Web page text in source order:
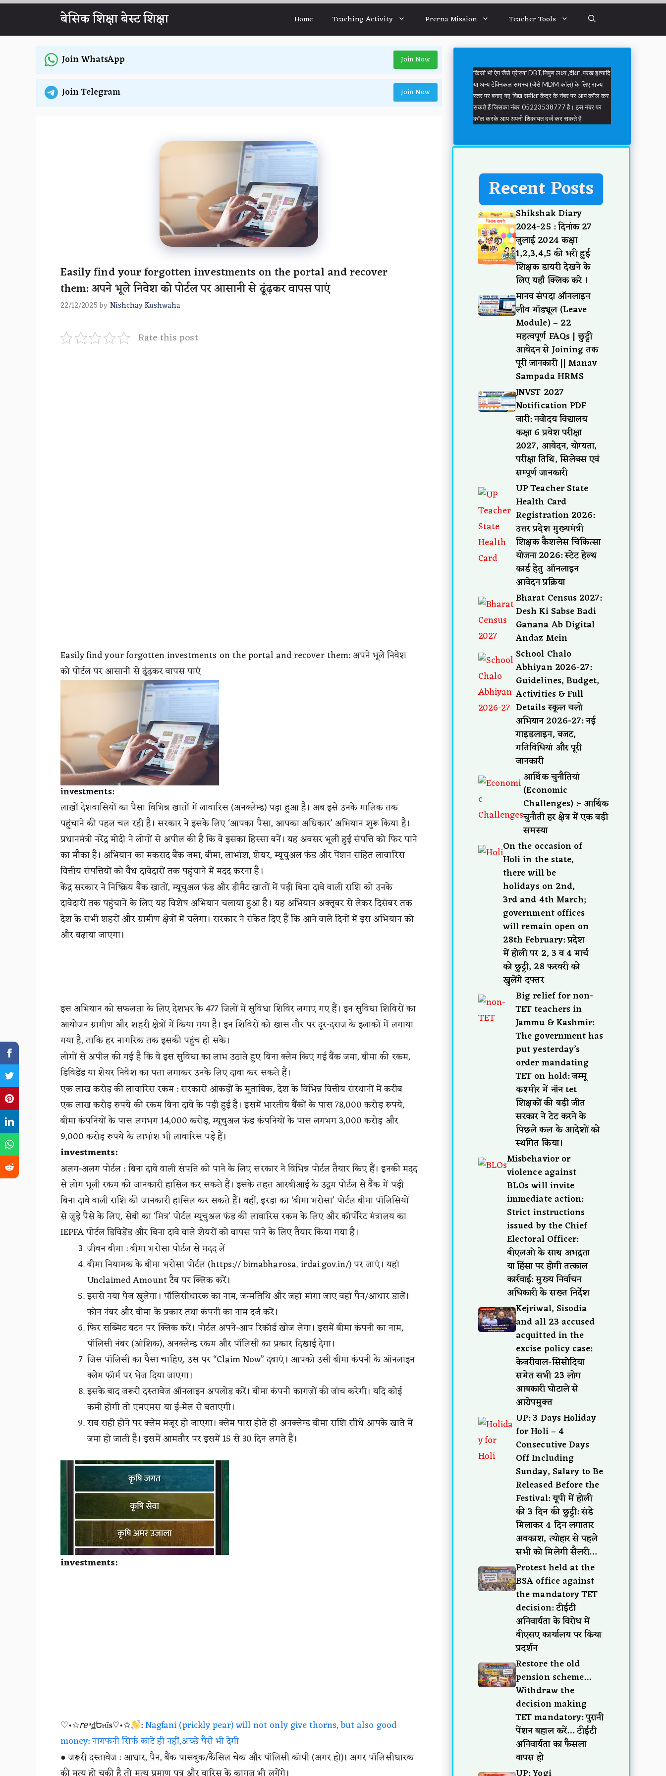
बेसिक शिक्षा बेस्ट शिक्षा Home Teaching Activity Prerna Mission Teacher Tools
Join WhatsApp Join Now
Join Telegram Join Now
Easily find your forgotten investments on the portal and recover
them: अपने भूले निवेश को पोर्टल पर आसानी से ढूंढ़कर वापस पाएं
22/12/2025 byNishchay Kushwaha
Rate this post
Easily find your forgotten investments on the portal and recover them: अपने भूले निवेश
को पोर्टल पर आसानी से ढूंढ़कर वापस पाएं
investments:
लाखों देशवासियों का पैसा विभिन्न खातों में लावारिस (अनक्लेम्ड) पड़ा हुआ है। अब इसे उनके मालिक तक
पहुंचाने की पहल चल रही है। सरकार ने इसके लिए ‘आपका पैसा, आपका अधिकार’ अभियान शुरू किया है।
प्रधानमंत्री नरेंद्र मोदी ने लोगों से अपील की है कि वे इसका हिस्सा बनें। यह अवसर भूली हुई संपत्ति को फिर पाने
का मौका है। अभियान का मकसद बैंक जमा, बीमा, लाभांश, शेयर, म्यूचुअल फंड और पेंशन सहित लावारिस
वित्तीय संपत्तियों को वैध दावेदारों तक पहुंचाने में मदद करना है।
केंद्र सरकार ने निष्क्रिय बैंक खातों, म्यूचुअल फंड और डीमैट खातों में पड़ी बिना दावे वाली राशि को उनके
दावेदारों तक पहुंचाने के लिए यह विशेष अभियान चलाया हुआ है। यह अभियान अक्तूबर से लेकर दिसंबर तक
देश के सभी शहरों और ग्रामीण क्षेत्रों में चलेगा। सरकार ने संकेत दिए हैं कि आने वाले दिनों में इस अभियान को
और बढ़ाया जाएगा।
इस अभियान को सफलता के लिए देशभर के 477 जिलों में सुविधा शिविर लगाए गए हैं। इन सुविधा शिविरों का
आयोजन ग्रामीण और शहरी क्षेत्रों में किया गया है। इन शिविरों को खास तौर पर दूर-दराज के इलाकों में लगाया
गया है, ताकि हर नागरिक तक इसकी पहुंच हो सके।
लोगों से अपील की गई है कि वे इस सुविधा का लाभ उठाते हुए बिना क्लेम किए गई बैंक जमा, बीमा की रकम,
डिविडेंड या शेयर निवेश का पता लगाकर उनके लिए दावा कर सकते हैं।
एक लाख करोड़ की लावारिस रकम : सरकारी आंकड़ों के मुताबिक, देश के विभिन्न वित्तीय संस्थानों में करीब
एक लाख करोड़ रुपये की रकम बिना दावे के पड़ी हुई है। इसमें भारतीय बैंकों के पास 78,000 करोड़ रुपये,
बीमा कंपनियों के पास लगभग 14,000 करोड़, म्यूचुअल फंड कंपनियों के पास लगभग 3,000 करोड़ और
9,000 करोड़ रुपये के लाभांश भी लावारिस पड़े हैं।
investments:
अलग-अलग पोर्टल : बिना दावे वाली संपत्ति को पाने के लिए सरकार ने विभिन्न पोर्टल तैयार किए हैं। इनकी मदद
से लोग भूली रकम की जानकारी हासिल कर सकते हैं। इसके तहत आरबीआई के उद्गम पोर्टल से बैंक में पड़ी
बिना दावे वाली राशि की जानकारी हासिल कर सकते हैं। वहीं, इरडा का ‘बीमा भरोसा’ पोर्टल बीमा पॉलिसियों
से जुड़े पैसे के लिए, सेबी का ‘मित्र’ पोर्टल म्यूचुअल फंड की लावारिस रकम के लिए और कॉर्पोरेट मंत्रालय का
IEPFA पोर्टल डिविडेंड और बिना दावे वाले शेयरों को वापस पाने के लिए तैयार किया गया है।
जीवन बीमा : बीमा भरोसा पोर्टल से मदद लें
बीमा नियामक के बीमा भरोसा पोर्टल (https:// bimabharosa. irdai.gov.in/) पर जाएं। यहां
Unclaimed Amount टैब पर क्लिक करें।
इससे नया पेज खुलेगा। पॉलिसीधारक का नाम, जन्मतिथि और जहां मांगा जाए वहां पैन/आधार डालें।
फोन नंबर और बीमा के प्रकार तथा कंपनी का नाम दर्ज करें।
फिर सब्मिट बटन पर क्लिक करें। पोर्टल अपने-आप रिकॉर्ड खोज लेगा। इसमें बीमा कंपनी का नाम,
पॉलिसी नंबर (आंशिक), अनक्लेम्ड रकम और पॉलिसी का प्रकार दिखाई देगा।
जिस पॉलिसी का पैसा चाहिए, उस पर “Claim Now” दबाएं। आपको उसी बीमा कंपनी के ऑनलाइन
क्लेम फॉर्म पर भेज दिया जाएगा।
इसके बाद जरूरी दस्तावेज ऑनलाइन अपलोड करें। बीमा कंपनी कागज़ों की जांच करेगी। यदि कोई
कमी होगी तो एमएमस या ई-मेल से बताएगी।
सब सही होने पर क्लेम मंजूर हो जाएगा। क्लेम पास होते ही अनक्लेम्ड बीमा राशि सीधे आपके खाते में
जमा हो जाती है। इसमें आमतौर पर इसमें 15 से 30 दिन लगते हैं।
investments:
♡•☆𝘳ℯᵃ₫Եⲏĩ𝐬♡•☆ :Nagfani (prickly pear) will not only give thorns, but also good
money: नागफनी सिर्फ कांटे ही नहीं,अच्छे पैसे भी देगी
● जरूरी दस्तावेज : आधार, पैन, बैंक पासबुक/कैंसिल चेक और पॉलिसी कॉपी (अगर हो)। अगर पॉलिसीधारक
किसी भी ऐप जैसे प्रेरणा DBT,निपुण लक्ष्य ,दीक्षा ,परख इत्यादि
या अन्य टेक्निकल समस्या(जैसे MDM कॉल) के लिए राज्य
स्तर पर बनाए गए विद्या समीक्षा केंद्र के नंबर पर आप कॉल कर
सकते हैं जिसका नंबर 05223538777 है। इस नंबर पर
कॉल करके आप अपनी शिकायत दर्ज कर सकते हैं
Recent Posts
Shikshak Diary
2024-25 : दिनांक 27
जुलाई 2024 कक्षा
1,2,3,4,5 की भरी हुई
शिक्षक डायरी देखने के
लिए यहाँ क्लिक करे ।
मानव संपदा ऑनलाइन
लीव मॉड्यूल (Leave
Module) – 22
महत्वपूर्ण FAQs | छुट्टी
आवेदन से Joining तक
पूरी जानकारी || Manav
Sampada HRMS
JNVST 2027
Notification PDF
जारी: नवोदय विद्यालय
कक्षा 6 प्रवेश परीक्षा
2027, आवेदन, योग्यता,
परीक्षा तिथि, सिलेबस एवं
सम्पूर्ण जानकारी
UP Teacher State
Health Card
Registration 2026:
उत्तर प्रदेश मुख्यमंत्री
शिक्षक कैशलेस चिकित्सा
योजना 2026: स्टेट हेल्थ
कार्ड हेतु ऑनलाइन
आवेदन प्रक्रिया
Bharat Census 2027:
Desh Ki Sabse Badi
Ganana Ab Digital
Andaz Mein
School Chalo
Abhiyan 2026-27:
Guidelines, Budget,
Activities & Full
Details स्कूल चलो
अभियान 2026-27: नई
गाइडलाइन, बजट,
गतिविधियां और पूरी
जानकारी
आर्थिक चुनौतियां
(Economic
Challenges) :- आर्थिक
चुनौती हर क्षेत्र में एक बड़ी
समस्या
On the occasion of
Holi in the state,
there will be
holidays on 2nd,
3rd and 4th March;
government offices
will remain open on
28th February: प्रदेश
में होली पर 2, 3 व 4 मार्च
को छुट्टी, 28 फरवरी को
खुलेंगे दफ्तर
Big relief for non-
TET teachers in
Jammu & Kashmir:
The government has
put yesterday’s
order mandating
TET on hold: जम्मू
कश्मीर में नॉन tet
शिक्षकों की बड़ी जीत
सरकार ने टेट करने के
पिछले कल के आदेशों को
स्थगित किया।
Misbehavior or
violence against
BLOs will invite
immediate action:
Strict instructions
issued by the Chief
Electoral Officer:
बीएलओ के साथ अभद्रता
या हिंसा पर होगी तत्काल
कार्रवाई: मुख्य निर्वाचन
अधिकारी के सख्त निर्देश
Kejriwal, Sisodia
and all 23 accused
acquitted in the
excise policy case:
केजरीवाल-सिसोदिया
समेत सभी 23 लोग
आबकारी घोटाले से
आरोपमुक्त
UP: 3 Days Holiday
for Holi – 4
Consecutive Days
Off Including
Sunday, Salary to Be
Released Before the
Festival: यूपी में होली
की 3 दिन की छुट्टी: संडे
मिलाकर 4 दिन लगातार
अवकाश, त्योहार से पहले
सभी को मिलेगी सैलरी…
Protest held at the
BSA office against
the mandatory TET
decision: टीईटी
अनिवार्यता के विरोध में
बीएसए कार्यालय पर किया
प्रदर्शन
Restore the old
pension scheme…
Withdraw the
decision making
TET mandatory: पुरानी
पेंशन बहाल करें… टीईटी
अनिवार्यता का फैसला
वापस हो